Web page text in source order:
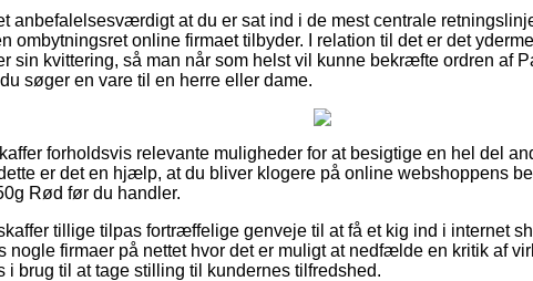
anbefalelsesværdigt at du er sat ind i de mest centrale
ombytningsret online firmaet tilbyder. I relation til det er det
sin kvittering, så man når som helst vil kunne bekræfte ordren af
søger en vare til en herre eller dame.
forholdsvis relevante muligheder for at besigtige en hel del
er det en hjælp, at du bliver klogere på online webshoppens
Rød før du handler.
tillige tilpas fortræffelige genveje til at få et kig ind i internet
nogle firmaer på nettet hvor det er muligt at nedfælde en kritik af
i brug til at tage stilling til kundernes tilfredshed.